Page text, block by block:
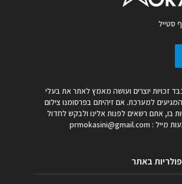
סטייל
זכויות יוצרים ועושה מאמץ לאתר את בעלי
המגיעים למערכת. אם זיהיתם בפרסומנו צילום
בו, אתם רשאים לפנות אלינו ולבקש לחדול
מייל : prmokasini@gmail.com
באתר